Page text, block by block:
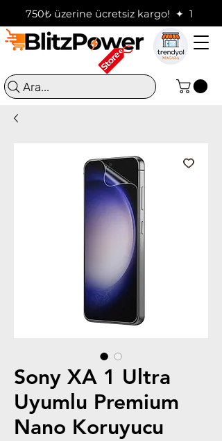
750₺ üzerine ücretsiz kargo!  ✦
Ara...
Sony XA 1 Ultra
Uyumlu Premium
Nano Koruyucu